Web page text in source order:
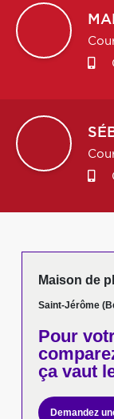
Maison de
Saint-Jérôme
Pour
ça vaut
Demandez